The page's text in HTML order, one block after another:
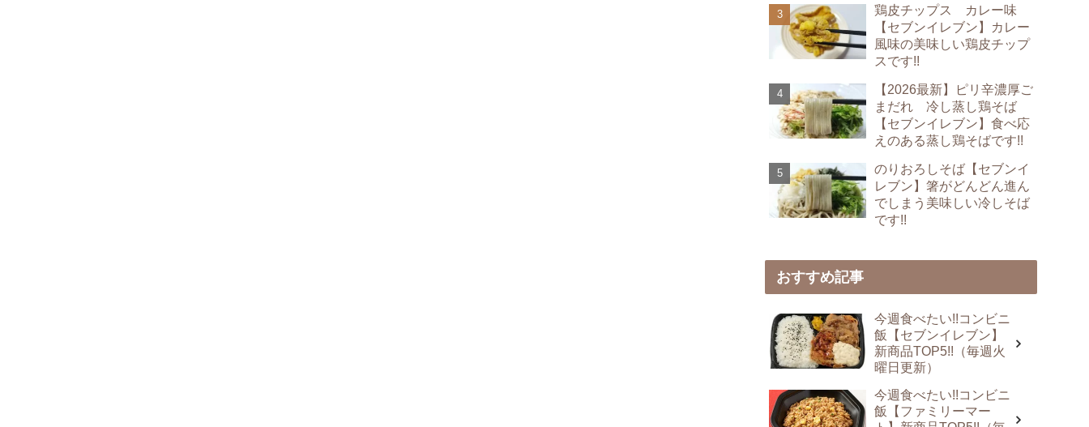
鶏皮チップス カレー味
【セブンイレブン】カレー
風味の美味しい鶏皮チップ
スです!!
【2026最新】ピリ辛濃厚ご
まだれ 冷し蒸し鶏そば
【セブンイレブン】食べ応
えのある蒸し鶏そばです!!
のりおろしそば【セブンイ
レブン】箸がどんどん進ん
でしまう美味しい冷しそば
です!!
おすすめ記事
今週食べたい!!コンビニ
飯【セブンイレブン】
新商品TOP5!!（毎週火
曜日更新）
今週食べたい!!コンビニ
飯【ファミリーマー